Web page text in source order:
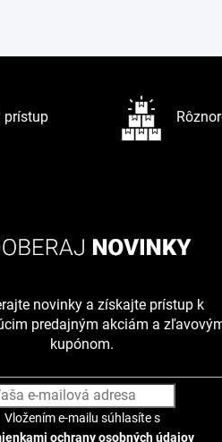
prístup
novinky a získajte prístup k
predajným akciám a
kupónom.
Vložením e-mailu súhlasíte s
ochrany osobných údajov